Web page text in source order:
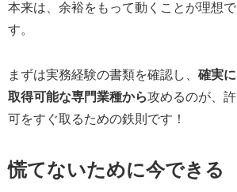
本来は、余裕をもって動くことが理想で
す。
まずは実務経験の書類を確認し、確実に
取得可能な専門業種から攻めるのが、許
可をすぐ取るための鉄則です！
慌てないために今できる